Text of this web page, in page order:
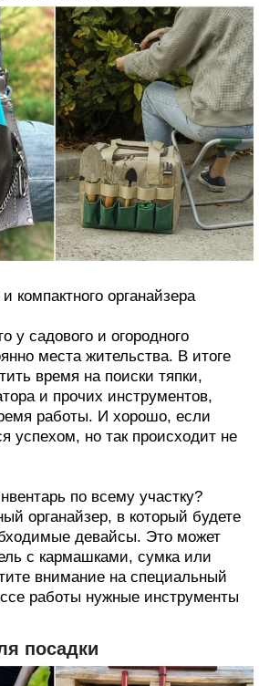
компактного органайзера
у садового и огородного
места жительства. В итоге
время на поиски тяпки,
и прочих инструментов,
работы. И хорошо, если
успехом, но так происходит не
по всему участку?
органайзер, в который будете
девайсы. Это может
с кармашками, сумка или
внимание на специальный
работы нужные инструменты
посадки